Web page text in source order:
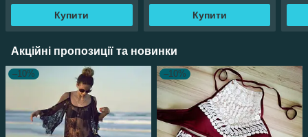
Купити Купити
Акційні пропозиції та новинки
–10% –10%